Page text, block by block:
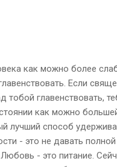
как можно более
Если
тобой главенствовать,
как можно
лучший способ
- это не давать полной
- это питание.